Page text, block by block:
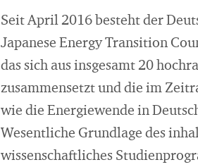
Seit April 2016 besteht der
Japanese Energy Transition
das sich aus insgesamt 20
zusammensetzt und die im
wie die Energiewende in
Wesentliche Grundlage des
wissenschaftliches